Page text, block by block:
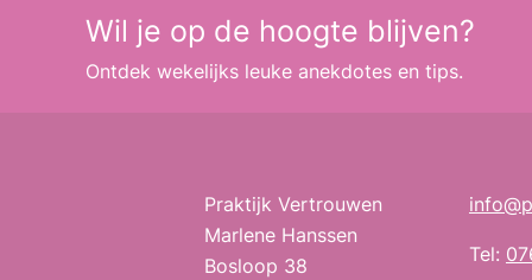
Wil je op de hoogte blijven?
Ontdek wekelijks leuke anekdotes en tips.
Praktijk Vertrouwen
Marlene Hanssen
Bosloop 38
Tel: